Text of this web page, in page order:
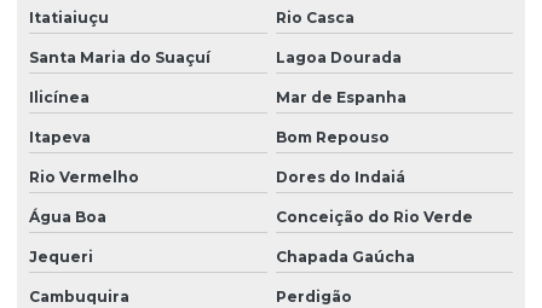
Itatiaiuçu Rio Casca
Santa Maria do Suaçuí Lagoa Dourada
Ilicínea Mar de Espanha
Itapeva Bom Repouso
Rio Vermelho Dores do Indaiá
Água Boa Conceição do Rio Verde
Jequeri Chapada Gaúcha
Cambuquira Perdigão